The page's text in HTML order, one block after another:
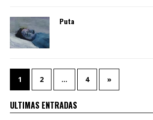
Puta
1 2 … 4 »
ULTIMAS ENTRADAS